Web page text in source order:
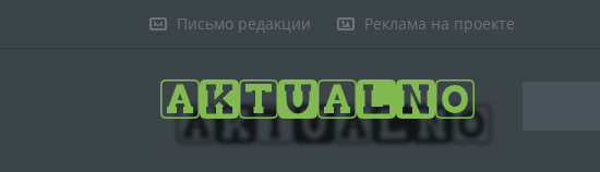
Письмо редакции Реклама на проекте